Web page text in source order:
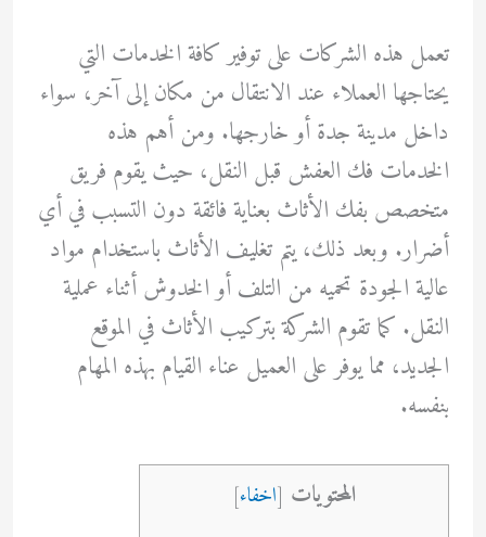
تعمل هذه الشركات على توفير كافة الخدمات التي
يحتاجها العملاء عند الانتقال من مكان إلى آخر، سواء
داخل مدينة جدة أو خارجها. ومن أهم هذه
الخدمات فك العفش قبل النقل، حيث يقوم فريق
متخصص بفك الأثاث بعناية فائقة دون التسبب في أي
أضرار. وبعد ذلك، يتم تغليف الأثاث باستخدام مواد
عالية الجودة تحميه من التلف أو الخدوش أثناء عملية
النقل. كما تقوم الشركة بتركيب الأثاث في الموقع
الجديد، مما يوفر على العميل عناء القيام بهذه المهام
بنفسه.
المحتويات [اخفاء]